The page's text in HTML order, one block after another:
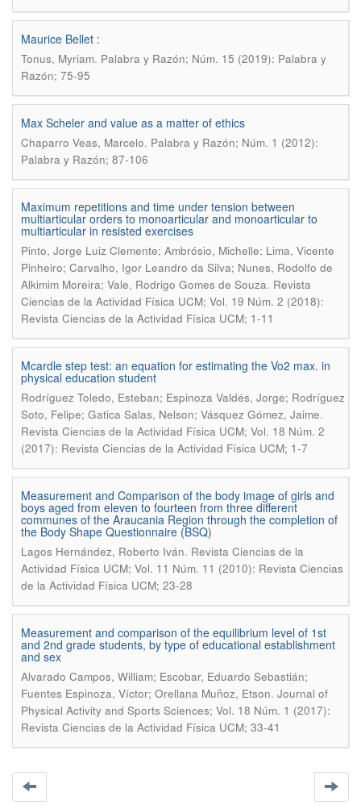
Maurice Bellet :
Tonus, Myriam. Palabra y Razón; Núm. 15 (2019): Palabra y
Razón; 75-95
Max Scheler and value as a matter of ethics
Chaparro Veas, Marcelo. Palabra y Razón; Núm. 1 (2012):
Palabra y Razón; 87-106
Maximum repetitions and time under tension between
multiarticular orders to monoarticular and monoarticular to
multiarticular in resisted exercises
Pinto, Jorge Luiz Clemente; Ambrósio, Michelle; Lima, Vicente
Pinheiro; Carvalho, Igor Leandro da Silva; Nunes, Rodolfo de
Alkimim Moreira; Vale, Rodrigo Gomes de Souza. Revista
Ciencias de la Actividad Física UCM; Vol. 19 Núm. 2 (2018):
Revista Ciencias de la Actividad Física UCM; 1-11
Mcardle step test: an equation for estimating the Vo2 max. in
physical education student
Rodríguez Toledo, Esteban; Espinoza Valdés, Jorge; Rodríguez
Soto, Felipe; Gatica Salas, Nelson; Vásquez Gómez, Jaime.
Revista Ciencias de la Actividad Física UCM; Vol. 18 Núm. 2
(2017): Revista Ciencias de la Actividad Física UCM; 1-7
Measurement and Comparison of the body image of girls and
boys aged from eleven to fourteen from three different
communes of the Araucania Region through the completion of
the Body Shape Questionnaire (BSQ)
Lagos Hernández, Roberto Iván. Revista Ciencias de la
Actividad Física UCM; Vol. 11 Núm. 11 (2010): Revista Ciencias
de la Actividad Física UCM; 23-28
Measurement and comparison of the equilibrium level of 1st
and 2nd grade students, by type of educational establishment
and sex
Alvarado Campos, William; Escobar, Eduardo Sebastián;
Fuentes Espinoza, Víctor; Orellana Muñoz, Etson. Journal of
Physical Activity and Sports Sciences; Vol. 18 Núm. 1 (2017):
Revista Ciencias de la Actividad Física UCM; 33-41